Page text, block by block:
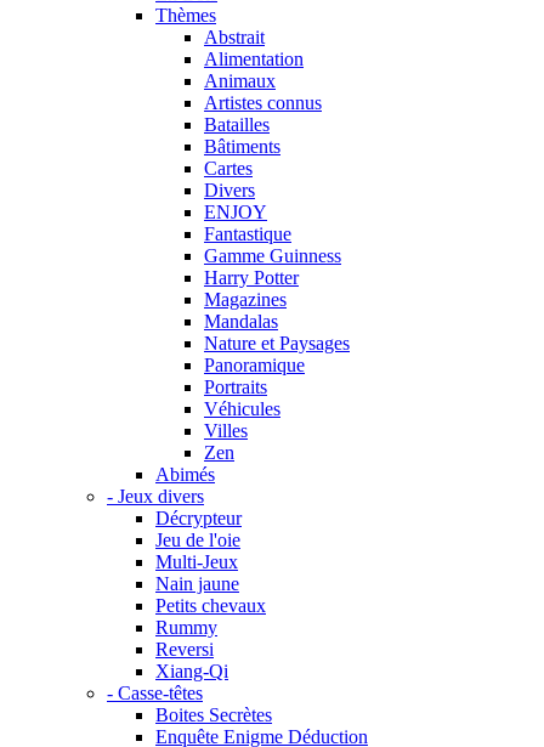
Thèmes
Abstrait
Alimentation
Animaux
Artistes connus
Batailles
Bâtiments
Cartes
Divers
ENJOY
Fantastique
Gamme Guinness
Harry Potter
Magazines
Mandalas
Nature et Paysages
Panoramique
Portraits
Véhicules
Villes
Zen
Abimés
- Jeux divers
Décrypteur
Jeu de l'oie
Multi-Jeux
Nain jaune
Petits chevaux
Rummy
Reversi
Xiang-Qi
- Casse-têtes
Boites Secrètes
Enquête Enigme Déduction